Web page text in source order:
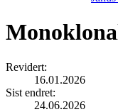
Revidert:
16.01.2026
Sist endret:
24.06.2026